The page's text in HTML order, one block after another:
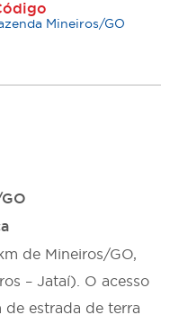
Mineiros/GO
de Mineiros/GO,
– Jataí). O acesso
estrada de terra